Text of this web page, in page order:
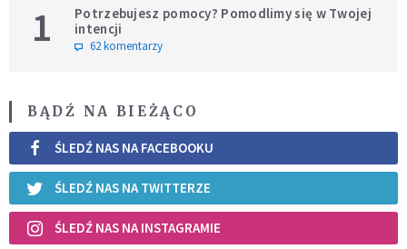
1
Potrzebujesz pomocy? Pomodlimy się w Twojej
intencji
62 komentarzy
BĄDŹ NA BIEŻĄCO
ŚLEDŹ NAS NA FACEBOOKU
ŚLEDŹ NAS NA TWITTERZE
ŚLEDŹ NAS NA INSTAGRAMIE